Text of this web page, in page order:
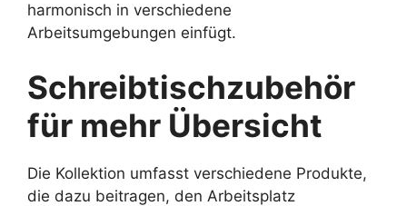
harmonisch in verschiedene
Arbeitsumgebungen einfügt.
Schreibtischzubehör
für mehr Übersicht
Die Kollektion umfasst verschiedene Produkte,
die dazu beitragen, den Arbeitsplatz